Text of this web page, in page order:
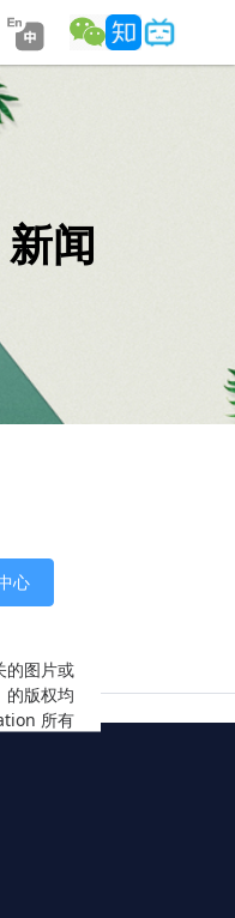
闻
心
的图片或
的版权均
所有